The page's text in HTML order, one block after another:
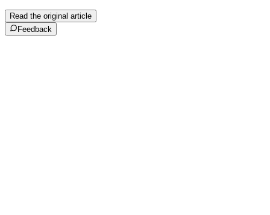
Read the original article
Feedback